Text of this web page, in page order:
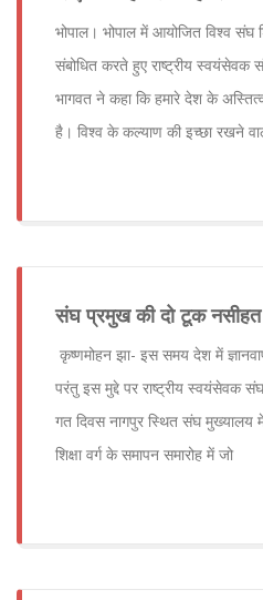
भोपाल। भोपाल में आयोजित विश्व संघ
संबोधित करते हुए राष्ट्रीय
भागवत ने कहा कि हमारे देश के
है। विश्व के कल्याण की इच्छा रखने
संघ प्रमुख की दो टूक नसीहत
कृष्णमोहन झा- इस समय देश में
परंतु इस मुद्दे पर राष्ट्रीय स्वयंसेवक
गत दिवस नागपुर स्थित संघ मुख्यालय
शिक्षा वर्ग के समापन समारोह में जो